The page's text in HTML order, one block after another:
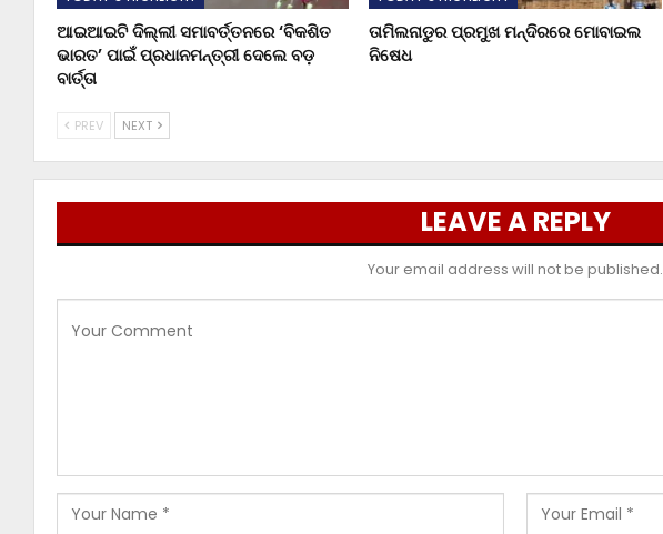
ଆଇଆଇଟି ଦିଲ୍ଲୀ ସମାବର୍ତ୍ତନରେ ‘ବିକଶିତ
ଭାରତ’ ପାଇଁ ପ୍ରଧାନମନ୍ତ୍ରୀ ଦେଲେ ବଡ଼
ବାର୍ତ୍ତା
ତାମିଲନାଡୁର ପ୍ରମୁଖ ମନ୍ଦିରରେ ମୋବାଇଲ
ନିଷେଧ
PREV NEXT
LEAVE A REPLY
Your email address will not be published.